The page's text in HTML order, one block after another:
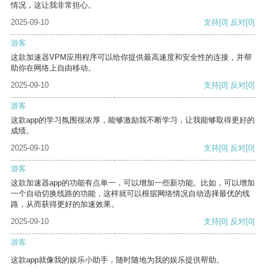
情况，这让我非常担心。
2025-09-10
支持[0] 反对[0]
游客
这款加速器VPM应用程序可以给你提供最高速度和安全性的连接，并帮
助你在网络上自由移动。
2025-09-10
支持[0] 反对[0]
游客
这款app的学习氛围很浓厚，能够激励我不断学习，让我能够取得更好的
成绩。
2025-09-10
支持[0] 反对[0]
游客
这款加速器app的功能有点单一，可以增加一些新功能。比如，可以增加
一个自动切换线路的功能，这样就可以根据网络情况自动选择最优的线
路，从而获得更好的加速效果。
2025-09-10
支持[0] 反对[0]
游客
这款app就像我的娱乐小助手，随时随地为我的娱乐提供帮助。